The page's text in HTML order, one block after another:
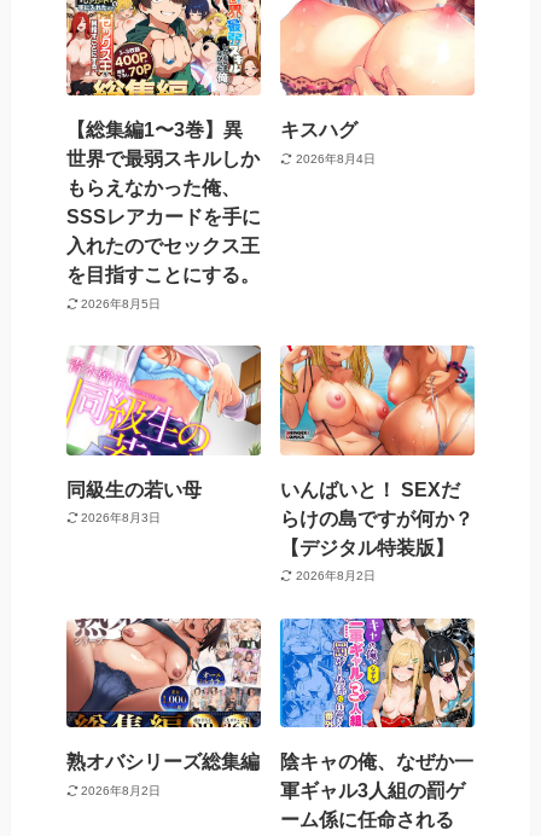
【総集編1〜3巻】異
世界で最弱スキルしか
もらえなかった俺、
SSSレアカードを手に
入れたのでセックス王
を目指すことにする。
2026年8月5日
キスハグ
2026年8月4日
同級生の若い母
2026年8月3日
いんばいと！ SEXだ
らけの島ですが何か？
【デジタル特装版】
2026年8月2日
熟オバシリーズ総集編
2026年8月2日
陰キャの俺、なぜか一
軍ギャル3人組の罰ゲ
ーム係に任命される